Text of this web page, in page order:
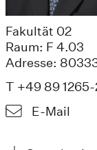
Fakultät 02
Raum: F 4.03
Adresse:
T +49 89
E-Mail